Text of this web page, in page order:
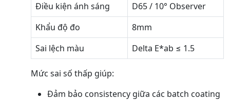
Điều kiện ánh sáng
D65 / 10° Observer
Khẩu độ đo
8mm
Sai lệch màu
Delta E*ab ≤ 1.5
Mức sai số thấp giúp:
Đảm bảo consistency giữa các batch coating